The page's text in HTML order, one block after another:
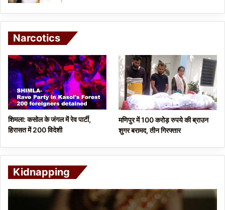
Narcotics
शिमला: कसोल के जंगल में रेव पार्टी,
हिरासत में 200 विदेशी
मणिपुर में 100 करोड़ रुपये की ब्राउन
शुगर बरामद, तीन गिरफ्तार
Kidnapping